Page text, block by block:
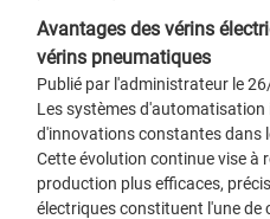
Avantages des vérins
vérins pneumatiques
Publié par l'administrateur le
Les systèmes d'automatisation
d'innovations constantes dans
Cette évolution continue vise à
production plus efficaces,
électriques constituent l'une